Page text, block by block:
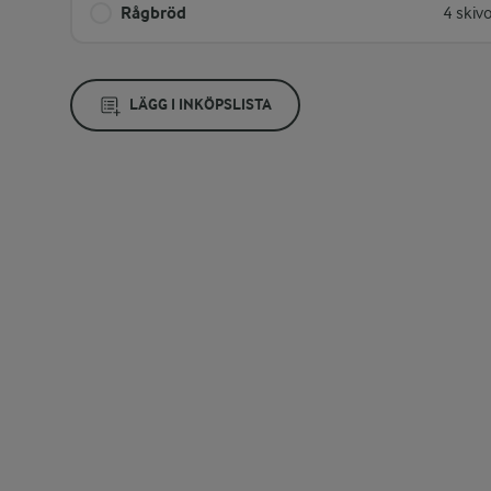
Rågbröd 4
LÄGG I INKÖPSLISTA